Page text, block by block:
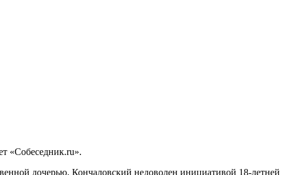
«Собеседник.ru».
дочерью. Кончаловский недоволен инициативой 18-летней